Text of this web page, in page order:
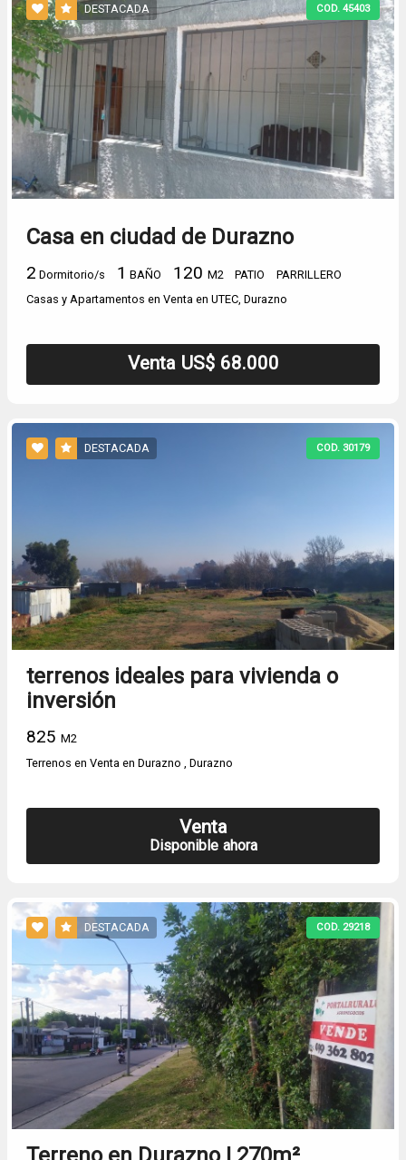
DESTACADA COD. 45403
Casa en ciudad de Durazno
2 Dormitorio/s 1 BAÑO 120 M2 PATIO
PARRILLERO
Casas y Apartamentos en Venta en UTEC, Durazno
Venta US$ 68.000
DESTACADA COD. 30179
terrenos ideales para vivienda o
inversión
825 M2
Terrenos en Venta en Durazno , Durazno
Venta
Disponible ahora
DESTACADA COD. 29218